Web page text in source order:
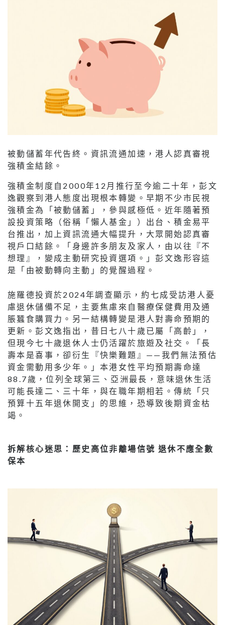
被動儲蓄年代告終。資訊流通加速，港人認真審視
強積金結餘。
強積金制度自2000年12月推行至今逾二十年，彭文
逸觀察到港人態度出現根本轉變。早期不少市民視
強積金為「被動儲蓄」，參與感極低。近年隨著預
設投資策略（俗稱「懶人基金」）出台、積金易平
台推出，加上資訊流通大幅提升，大眾開始認真審
視戶口結餘。「身邊許多朋友及家人，由以往『不
想理』，變成主動研究投資選項。」彭文逸形容這
是「由被動轉向主動」的覺醒過程。
施羅德投資於2024年調查顯示，約七成受訪港人憂
慮退休儲備不足，主要焦慮來自醫療保健費用及通
脹蠶食購買力。另一結構轉變是港人對壽命預期的
更新。彭文逸指出，昔日七八十歲已屬「高齡」，
但現今七十歲退休人士仍活躍於旅遊及社交。「長
壽本是喜事，卻衍生『快樂難題』——我們無法預估
資金需動用多少年。」本港女性平均預期壽命達
88.7歲，位列全球第三、亞洲最長，意味退休生活
可能長達二、三十年，與在職年期相若。傳統「只
預算十五年退休開支」的思維，恐導致後期資金枯
竭。
拆解核心迷思：歷史高位非離場信號 退休不應全數
保本